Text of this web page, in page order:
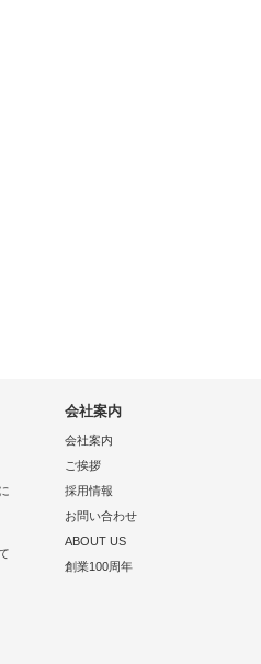
会社案内
会社案内
ご挨拶
採用情報
お問い合わせ
ABOUT US
創業100周年